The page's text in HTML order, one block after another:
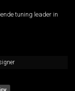
tuning leader in